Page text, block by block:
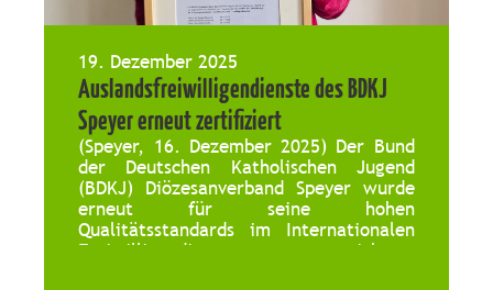
19. Dezember 2025
Auslandsfreiwilligendienste des BDKJ
Speyer erneut zertifiziert
(Speyer, 16. Dezember 2025) Der Bund
der Deutschen Katholischen Jugend
(BDKJ) Diözesanverband Speyer wurde
erneut für seine hohen
Qualitätsstandards im Internationalen
Freiwilligendienst ausgezeichnet.